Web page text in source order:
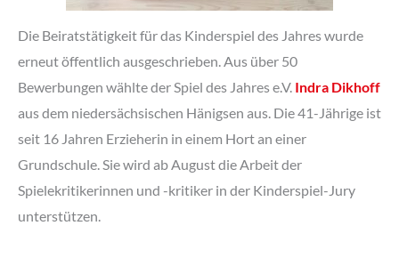
Die Beiratstätigkeit für das Kinderspiel des Jahres wurde
erneut öffentlich ausgeschrieben. Aus über 50
Bewerbungen wählte der Spiel des Jahres e.V. Indra Dikhoff
aus dem niedersächsischen Hänigsen aus. Die 41-Jährige ist
seit 16 Jahren Erzieherin in einem Hort an einer
Grundschule. Sie wird ab August die Arbeit der
Spielekritikerinnen und -kritiker in der Kinderspiel-Jury
unterstützen.